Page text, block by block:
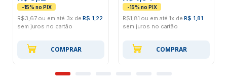
R$3,67 ou em até 3x deR$ 1,22
sem juros no cartão
COMPRAR
R$1,81 ou em até 1x deR$ 1,81
sem juros no cartão
COMPRAR